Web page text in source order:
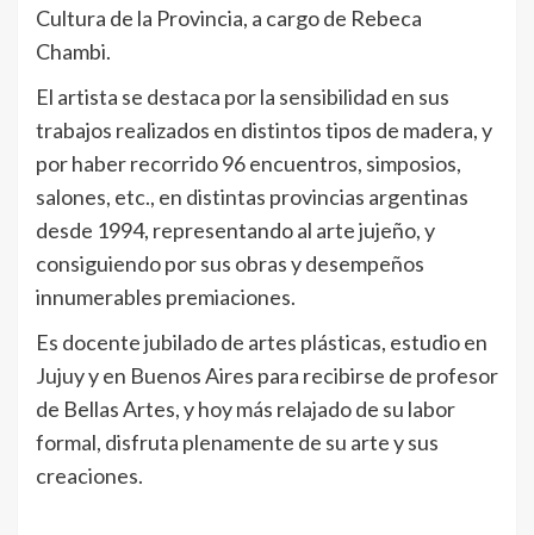
Cultura de la Provincia, a cargo de Rebeca
Chambi.
El artista se destaca por la sensibilidad en sus
trabajos realizados en distintos tipos de madera, y
por haber recorrido 96 encuentros, simposios,
salones, etc., en distintas provincias argentinas
desde 1994, representando al arte jujeño, y
consiguiendo por sus obras y desempeños
innumerables premiaciones.
Es docente jubilado de artes plásticas, estudio en
Jujuy y en Buenos Aires para recibirse de profesor
de Bellas Artes, y hoy más relajado de su labor
formal, disfruta plenamente de su arte y sus
creaciones.